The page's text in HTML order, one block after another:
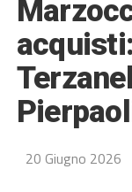
20 Giugno 2026